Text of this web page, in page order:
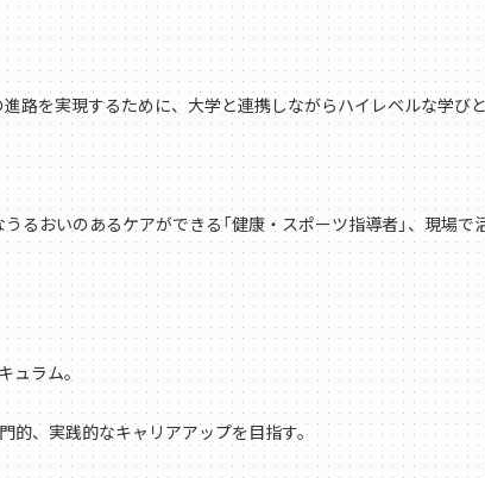
路を実現するために、大学と連携しながらハイレベルな学び
おいのあるケアができる「健康・スポーツ指導者」、現場で
ュラム。
、実践的なキャリアアップを目指す。